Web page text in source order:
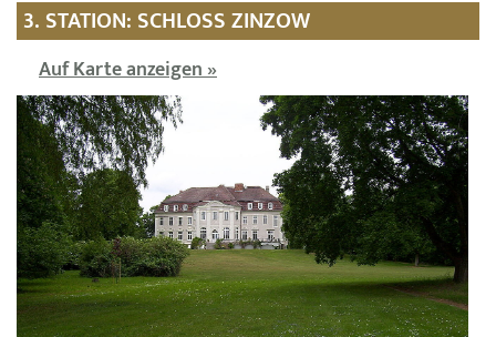
3. STATION: SCHLOSS ZINZOW
Auf Karte anzeigen »